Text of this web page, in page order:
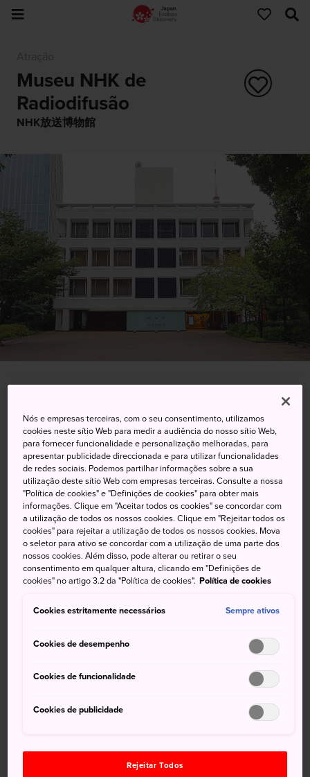
Museu NHK de
Radiodifusão
NHK放送博物館
Visualizar no Google Maps
Obter informações sobre o trânsito
PALAVRAS-CHAVE MAPA
Acompanhe a evolução da
história da radiodifusão no
Japão e faça o papel de um
locutor
história japonesa da transmissão. Quatro andares abrigam
transmissão, destacando o avanço do rádio e da televisão
frente das câmeras.
Nós e empresas terceiras, com o seu consentimento, utilizamos
cookies neste sítio Web para medir a audiência do nosso sítio Web,
para fornecer funcionalidade e personalização melhoradas, para
apresentar publicidade direccionada e para utilizar funcionalidades
de redes sociais. Podemos partilhar informações sobre a sua
utilização deste sítio Web com empresas terceiras. Consulte a nossa
"Política de cookies" e "Definições de cookies" para obter mais
informações. Clique em "Aceitar todos os cookies" se concordar com
a utilização de todos os nossos cookies. Clique em "Rejeitar todos os
cookies" para rejeitar a utilização de todos os nossos cookies. Mova
o seletor para ativo se concordar com a utilização de uma parte dos
nossos cookies. Além disso, pode alterar ou retirar o seu
consentimento em qualquer altura, clicando em "Definições de
cookies" no artigo 3.2 da "Política de cookies". Política de cookies
Cookies estritamente necessários Sempre ativos
Cookies de desempenho
Cookies de funcionalidade
Cookies de publicidade
Rejeitar Todos